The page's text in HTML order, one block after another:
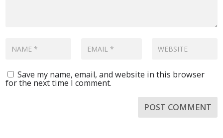
Save my name, email, and website in this browser
for the next time I comment.